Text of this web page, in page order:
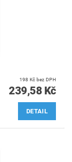
198 Kč bez DPH
239,58 Kč
DETAIL